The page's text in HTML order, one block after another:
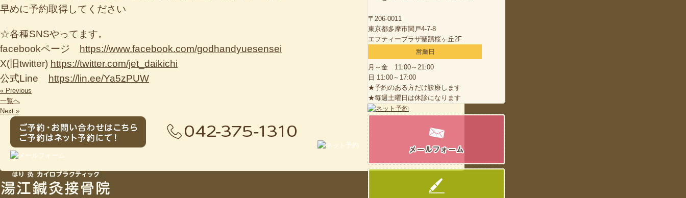
早めに予約取得してください
☆各種SNSやってます。
facebookページ
https://www.facebook.com/godhandyuesensei
X(旧twitter) https://twitter.com/jet_daikichi
公式Line
https://lin.ee/Ya5zPUW
« Previous
一覧へ
Next »
〒206-0011
東京都多摩市関戸4-7-8
エフティープラザ聖蹟桜ヶ丘2F
月～金 11:00～21:00
日 11:00～17:00
★予約のある方だけ診療します
★毎週土曜日は休診になります